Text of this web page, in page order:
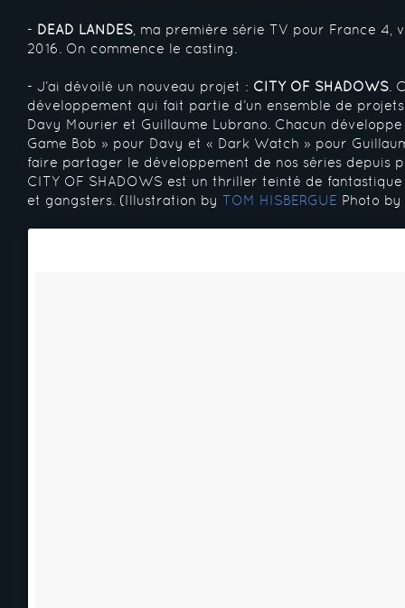
- DEAD LANDES , ma première série TV pour France 4,
2016. On commence le casting.
- J’ai dévoilé un nouveau projet : CITY OF SHADOWS .
développement qui fait partie d’un ensemble de
Davy Mourier et Guillaume Lubrano. Chacun
Game Bob » pour Davy et « Dark Watch » pour
faire partager le développement de nos séries depuis
CITY OF SHADOWS est un thriller teinté de
et gangsters. (Illustration by TOM HISBERGUE Photo by